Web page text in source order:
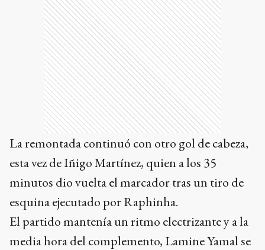
La remontada continuó con otro gol de cabeza,
esta vez de Iñigo Martínez, quien a los 35
minutos dio vuelta el marcador tras un tiro de
esquina ejecutado por Raphinha.
El partido mantenía un ritmo electrizante y a la
media hora del complemento, Lamine Yamal se